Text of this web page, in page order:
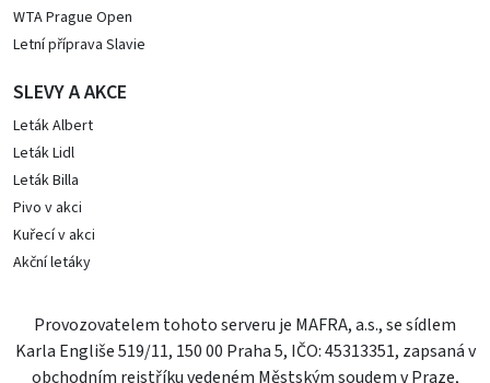
WTA Prague Open
Letní příprava Slavie
SLEVY A AKCE
Leták Albert
Leták Lidl
Leták Billa
Pivo v akci
Kuřecí v akci
Akční letáky
Provozovatelem tohoto serveru je MAFRA, a.s., se sídlem
Karla Engliše 519/11, 150 00 Praha 5, IČO: 45313351, zapsaná v
obchodním rejstříku vedeném Městským soudem v Praze,